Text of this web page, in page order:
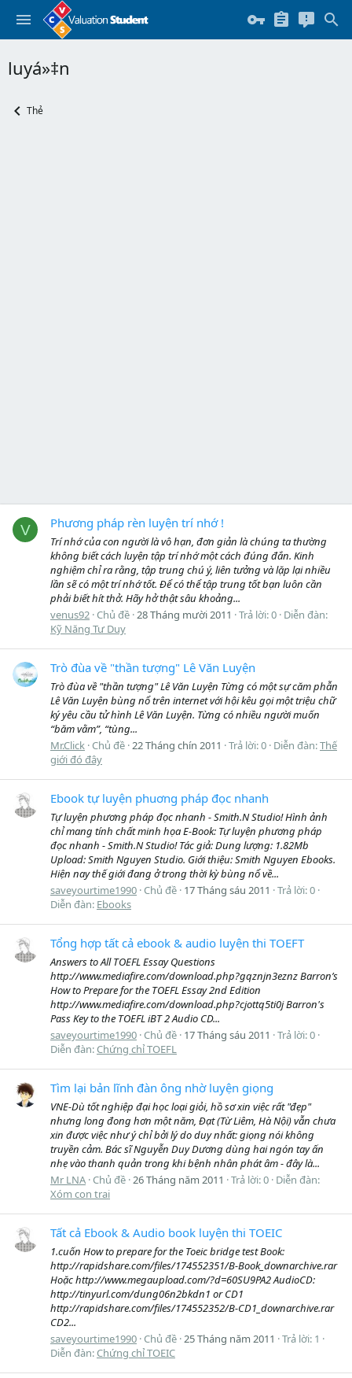
luyá»‡n
Thẻ
V Phương pháp rèn luyện trí nhớ !
Trí nhớ của con người là vô hạn, đơn giản là chúng ta thường
không biết cách luyện tập trí nhớ một cách đúng đắn. Kinh
nghiệm chỉ ra rằng, tập trung chú ý, liên tưởng và lặp lại nhiều
lần sẽ có một trí nhớ tốt. Để có thể tập trung tốt bạn luôn cần
phải biết hít thở. Hãy hở thật sâu khoảng...
venus92 Chủ đề 28 Tháng mười 2011 Trả lời: 0 Diễn đàn:
Kỹ Năng Tư Duy
Trò đùa về "thần tượng" Lê Văn Luyện
Trò đùa về "thần tượng" Lê Văn Luyện Từng có một sự căm phẫn
Lê Văn Luyện bùng nổ trên internet với hội kêu gọi một triệu chữ
ký yêu cầu tử hình Lê Văn Luyện. Từng có nhiều người muốn
“băm vằm”, “tùng...
Mr.Click Chủ đề 22 Tháng chín 2011 Trả lời: 0 Diễn đàn:Thế
giới đó đây
Ebook tự luyện phuơng pháp đọc nhanh
Tự luyện phương pháp đọc nhanh - Smith.N Studio! Hình ảnh
chỉ mang tính chất minh họa E-Book: Tự luyện phương pháp
đọc nhanh - Smith.N Studio! Tác giả: Dung lượng: 1.82Mb
Upload: Smith Nguyen Studio. Giới thiệu: Smith Nguyen Ebooks.
Hiện nay thế giới đang ở trong thời kỳ bùng nổ về...
saveyourtime1990 Chủ đề 17 Tháng sáu 2011
Trả lời: 0
Diễn đàn: Ebooks
Tổng hợp tất cả ebook & audio luyện thi TOEFT
Answers to All TOEFL Essay Questions
http://www.mediafire.com/download.php?gqznjn3eznz Barron’s
How to Prepare for the TOEFL Essay 2nd Edition
http://www.mediafire.com/download.php?cjottq5ti0j Barron's
Pass Key to the TOEFL iBT 2 Audio CD...
saveyourtime1990 Chủ đề 17 Tháng sáu 2011
Trả lời: 0
Diễn đàn:Chứng chỉ TOEFL
Tìm lại bản lĩnh đàn ông nhờ luyện giọng
VNE-Dù tốt nghiệp đại học loại giỏi, hồ sơ xin việc rất "đẹp"
nhưng long đong hơn một năm, Đạt (Từ Liêm, Hà Nội) vẫn chưa
xin được việc như ý chỉ bởi lý do duy nhất: giọng nói không
truyền cảm. Bác sĩ Nguyễn Duy Dương dùng hai ngón tay ấn
nhẹ vào thanh quản trong khi bệnh nhân phát âm - đây là...
Mr LNA Chủ đề 26 Tháng năm 2011 Trả lời: 0 Diễn đàn:
Xóm con trai
Tất cả Ebook & Audio book luyện thi TOEIC
1.cuốn How to prepare for the Toeic bridge test Book:
http://rapidshare.com/files/174552351/B-Book_downarchive.rar
Hoặc http://www.megaupload.com/?d=60SU9PA2 AudioCD:
http://tinyurl.com/dung06n2bkdn1 or CD1
http://rapidshare.com/files/174552352/B-CD1_downarchive.rar
CD2...
saveyourtime1990 Chủ đề 25 Tháng năm 2011
Trả lời: 1
Diễn đàn:Chứng chỉ TOEIC